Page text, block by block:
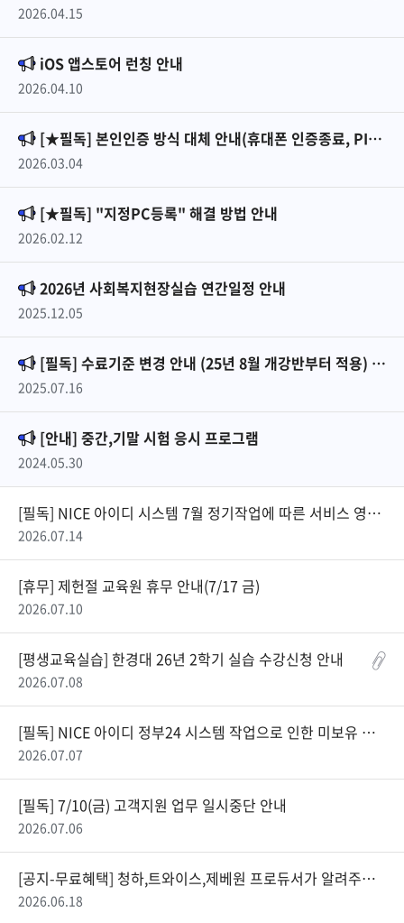
2026.04.15
iOS 앱스토어 런칭 안내
2026.04.10
[★필독] 본인인증 방식 대체 안내(휴대폰 인증종료, PIN번호 서비스 시작)
2026.03.04
[★필독] "지정PC등록" 해결 방법 안내
2026.02.12
2026년 사회복지현장실습 연간일정 안내
2025.12.05
[필독] 수료기준 변경 안내 (25년 8월 개강반부터 적용) - 추가
2025.07.16
[안내] 중간,기말 시험 응시 프로그램
2024.05.30
[필독] NICE 아이디 시스템 7월 정기작업에 따른 서비스 영향 안내(7/18~7/19)
2026.07.14
[휴무] 제헌절 교육원 휴무 안내(7/17 금)
2026.07.10
[평생교육실습] 한경대 26년 2학기 실습 수강신청 안내
2026.07.08
[필독] NICE 아이디 정부24 시스템 작업으로 인한 미보유 실명 등록 지원 업무 중단 안내(7/10~7/12)
2026.07.07
[필독] 7/10(금) 고객지원 업무 일시중단 안내
2026.07.06
[공지-무료혜택] 청하,트와이스,제베원 프로듀서가 알려주는 음악 콘텐츠 실무강의
2026.06.18